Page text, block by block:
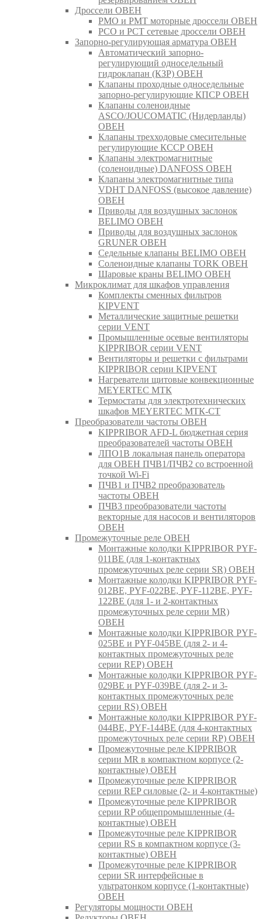
Дроссели ОВЕН
РМО и РМТ моторные дроссели ОВЕН
РСО и РСТ сетевые дроссели ОВЕН
Запорно-регулирующая арматура ОВЕН
Автоматический запорно-
регулирующий односедельный
гидроклапан (КЗР) ОВЕН
Клапаны проходные односедельные
запорно-регулирующие КПСР ОВЕН
Клапаны соленоидные
ASCO/JOUCOMATIC (Нидерланды)
ОВЕН
Клапаны трехходовые смесительные
регулирующие КССР ОВЕН
Клапаны электромагнитные
(соленоидные) DANFOSS ОВЕН
Клапаны электромагнитные типа
VDHT DANFOSS (высокое давление)
ОВЕН
Приводы для воздушных заслонок
BELIMO ОВЕН
Приводы для воздушных заслонок
GRUNER ОВЕН
Седельные клапаны BELIMO ОВЕН
Соленоидные клапаны TORK ОВЕН
Шаровые краны BELIMO ОВЕН
Микроклимат для шкафов управления
Комплекты сменных фильтров
KIPVENT
Металлические защитные решетки
серии VENT
Промышленные осевые вентиляторы
KIPPRIBOR серии VENT
Вентиляторы и решетки с фильтрами
KIPPRIBOR серии KIPVENT
Нагреватели щитовые конвекционные
MEYERTEC МТК
Термостаты для электротехнических
шкафов MEYERTEC МТК-СТ
Преобразователи частоты ОВЕН
KIPPRIBOR AFD-L бюджетная серия
преобразователей частоты ОВЕН
ЛПО1В локальная панель оператора
для ОВЕН ПЧВ1/ПЧВ2 со встроенной
точкой Wi-Fi
ПЧВ1 и ПЧВ2 преобразователь
частоты ОВЕН
ПЧВ3 преобразователи частоты
векторные для насосов и вентиляторов
ОВЕН
Промежуточные реле ОВЕН
Монтажные колодки KIPPRIBOR PYF-
011BE (для 1-контактных
промежуточных реле серии SR) ОВЕН
Монтажные колодки KIPPRIBOR PYF-
012BE, PYF-022BE, PYF-112BE, PYF-
122BE (для 1- и 2-контактных
промежуточных реле серии MR)
ОВЕН
Монтажные колодки KIPPRIBOR PYF-
025BE и PYF-045BE (для 2- и 4-
контактных промежуточных реле
серии REP) ОВЕН
Монтажные колодки KIPPRIBOR PYF-
029BE и PYF-039BE (для 2- и 3-
контактных промежуточных реле
серии RS) ОВЕН
Монтажные колодки KIPPRIBOR PYF-
044BE, PYF-144BE (для 4-контактных
промежуточных реле серии RP) ОВЕН
Промежуточные реле KIPPRIBOR
серии MR в компактном корпусе (2-
контактные) ОВЕН
Промежуточные реле KIPPRIBOR
серии REP силовые (2- и 4-контактные)
Промежуточные реле KIPPRIBOR
серии RP общепромышленные (4-
контактные) ОВЕН
Промежуточные реле KIPPRIBOR
серии RS в компактном корпусе (3-
контактные) ОВЕН
Промежуточные реле KIPPRIBOR
серии SR интерфейсные в
ультратонком корпусе (1-контактные)
ОВЕН
Регуляторы мощности ОВЕН